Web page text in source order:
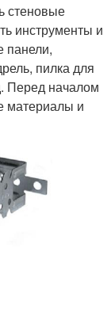
стеновые
инструменты и
панели,
пилка для
Перед началом
материалы и